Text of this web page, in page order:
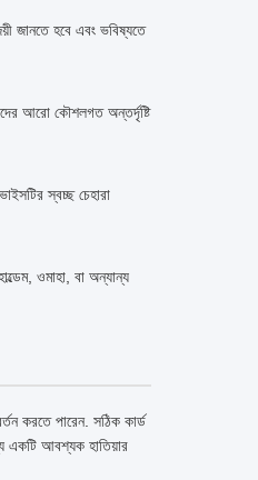
জানতে হবে এবং ভবিষ্যতে
আরো কৌশলগত অন্তর্দৃষ্টি
স্বচ্ছ চেহারা
ওমাহা, বা অন্যান্য
করতে পারেন. সঠিক কার্ড
একটি আবশ্যক হাতিয়ার